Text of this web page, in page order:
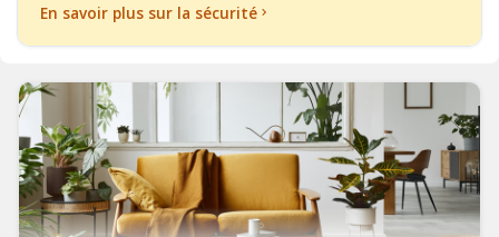
En savoir plus sur la sécurité